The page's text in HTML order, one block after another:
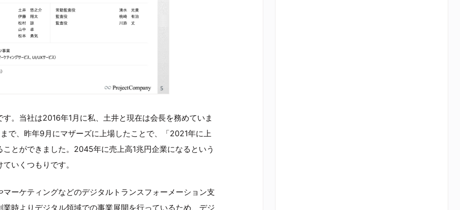
。当社は2016年1月に私、土井と現在は会長を務めていま
で、昨年9月にマザーズに上場したことで、「2021年に上
とができました。2045年に売上高1兆円企業になるという
いくつもりです。
ーケティングなどのデジタルトランスフォーメーション支
時よりデジタル領域での事業展開を行っているため、デジ